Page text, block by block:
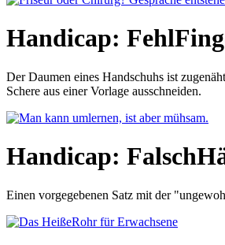
Handicap:
Der Daumen eines Handschuhs ist
Schere aus einer Vorlage ausschneiden.
Handicap:
Einen vorgegebenen Satz mit der